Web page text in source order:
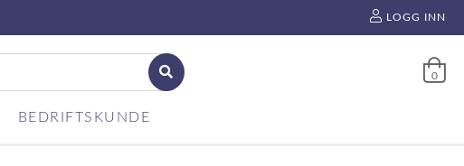
LOGG INN
0
BEDRIFTSKUNDE